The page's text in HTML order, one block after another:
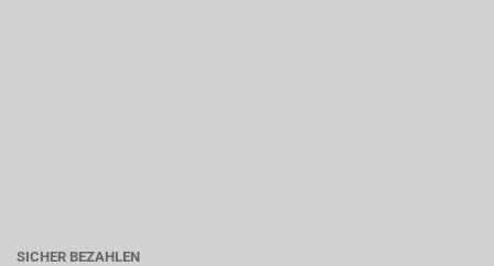
SICHER BEZAHLEN